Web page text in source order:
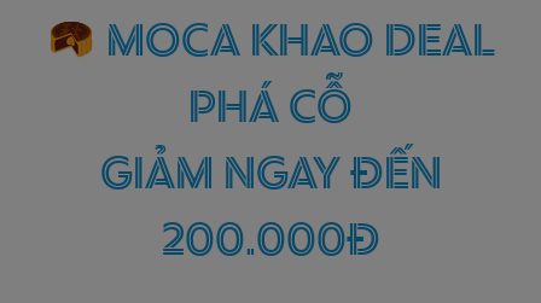
MOCA KHAO DEAL
PHÁ CỖ
GIẢM NGAY ĐẾN
200.000Đ